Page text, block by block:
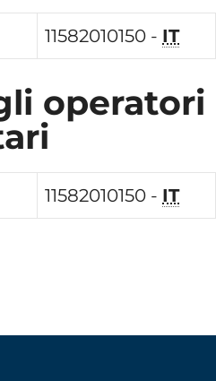
11582010150 - IT
operatori
11582010150 - IT